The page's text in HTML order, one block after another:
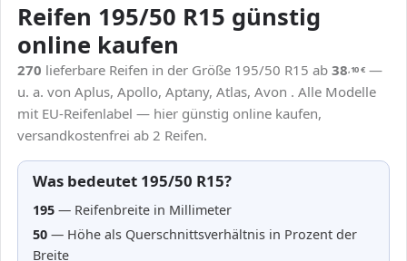
Reifen 195/50 R15 günstig
online kaufen
270 lieferbare Reifen in der Größe 195/50 R15 ab 38,10€ —
u. a. von Aplus, Apollo, Aptany, Atlas, Avon . Alle Modelle
mit EU-Reifenlabel — hier günstig online kaufen,
versandkostenfrei ab 2 Reifen.
Was bedeutet 195/50 R15?
195 — Reifenbreite in Millimeter
50 — Höhe als Querschnittsverhältnis in Prozent der
Breite